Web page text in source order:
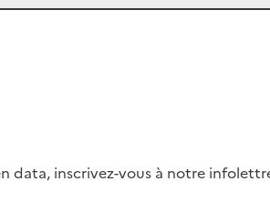
data, inscrivez-vous à notre